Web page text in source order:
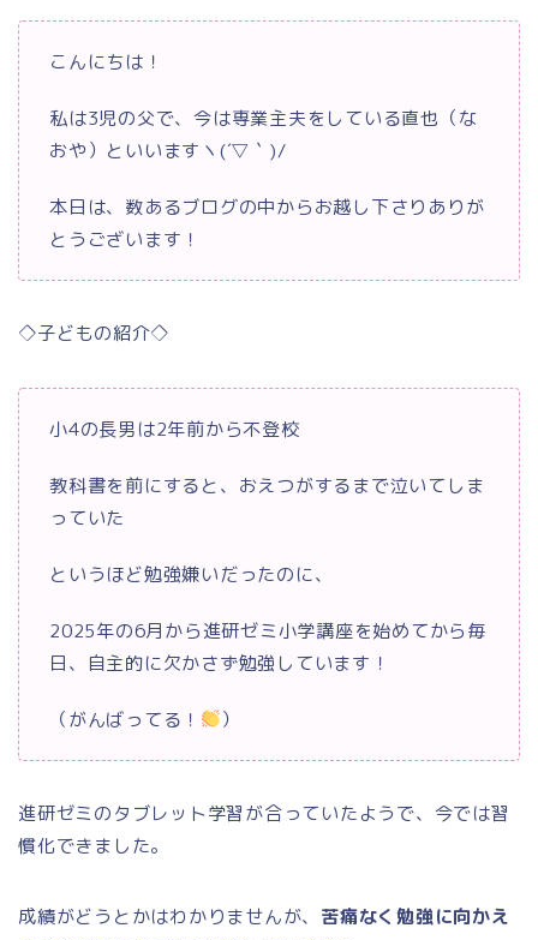
こんにちは！
私は3児の父で、今は専業主夫をしている直也（な
おや）といいますヽ(´▽｀)/
本日は、数あるブログの中からお越し下さりありが
とうございます！
◇子どもの紹介◇
小4の長男は2年前から不登校
教科書を前にすると、おえつがするまで泣いてしま
っていた
というほど勉強嫌いだったのに、
2025年の6月から進研ゼミ小学講座を始めてから毎
日、自主的に欠かさず勉強しています！
（がんばってる！ ）
進研ゼミのタブレット学習が合っていたようで、今では習
慣化できました。
成績がどうとかはわかりませんが、 苦痛なく勉強に向かえ